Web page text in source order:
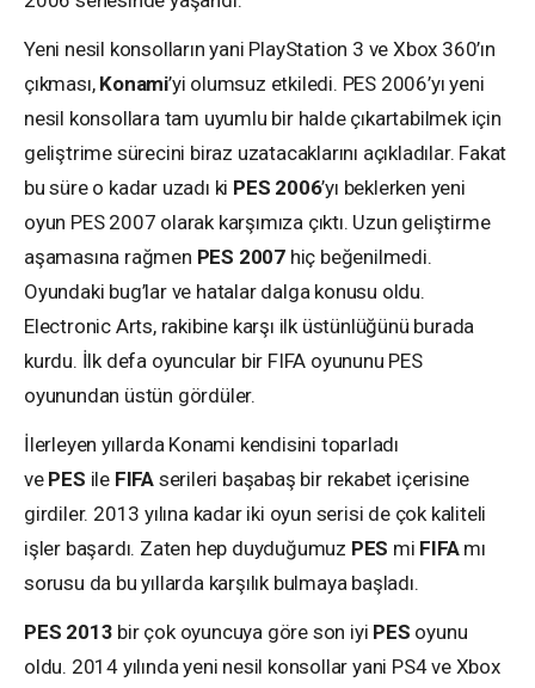
Yeni nesil konsolların yani PlayStation 3 ve Xbox 360’ın
çıkması, Konami’yi olumsuz etkiledi. PES 2006’yı yeni
nesil konsollara tam uyumlu bir halde çıkartabilmek için
geliştrime sürecini biraz uzatacaklarını açıkladılar. Fakat
bu süre o kadar uzadı ki PES 2006’yı beklerken yeni
oyun PES 2007 olarak karşımıza çıktı. Uzun geliştirme
aşamasına rağmen PES 2007 hiç beğenilmedi.
Oyundaki bug’lar ve hatalar dalga konusu oldu.
Electronic Arts, rakibine karşı ilk üstünlüğünü burada
kurdu. İlk defa oyuncular bir FIFA oyununu PES
oyunundan üstün gördüler.
İlerleyen yıllarda Konami kendisini toparladı
ve PES ile FIFA serileri başabaş bir rekabet içerisine
girdiler. 2013 yılına kadar iki oyun serisi de çok kaliteli
işler başardı. Zaten hep duyduğumuz PES mi FIFAmı
sorusu da bu yıllarda karşılık bulmaya başladı.
PES 2013 bir çok oyuncuya göre son iyi PES oyunu
oldu. 2014 yılında yeni nesil konsollar yani PS4 ve Xbox